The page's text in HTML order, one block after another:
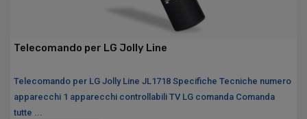
Telecomando per LG Jolly Line
Telecomando per LG Jolly Line JL1718 Specifiche Tecniche numero
apparecchi 1 apparecchi controllabili TV LG comanda Comanda
tutte ...